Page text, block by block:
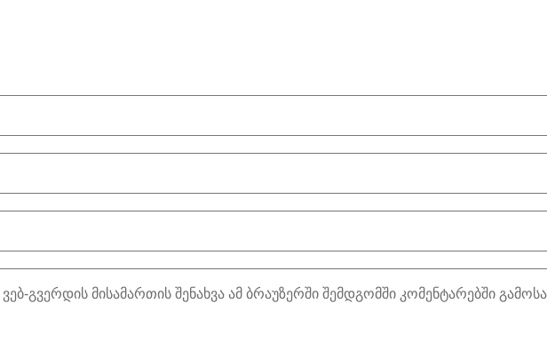
გვერდის მისამართის შენახვა ამ ბრაუზერში შემდგომში კომენტარებში